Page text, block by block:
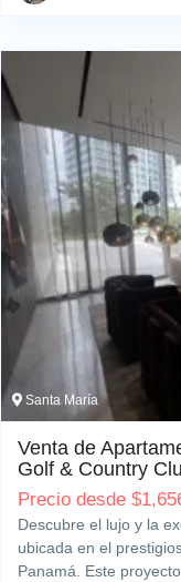
Santa María
Venta de
Golf & Country
Precio desde $
Descubre el lujo y la
ubicada en el
Panamá. Este